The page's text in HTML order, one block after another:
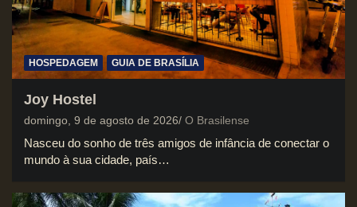
HOSPEDAGEM GUIA DE BRASÍLIA
Joy Hostel
domingo, 9 de agosto de 2026 O Brasilense
Nasceu do sonho de três amigos de infância de conectar o
mundo à sua cidade, país…